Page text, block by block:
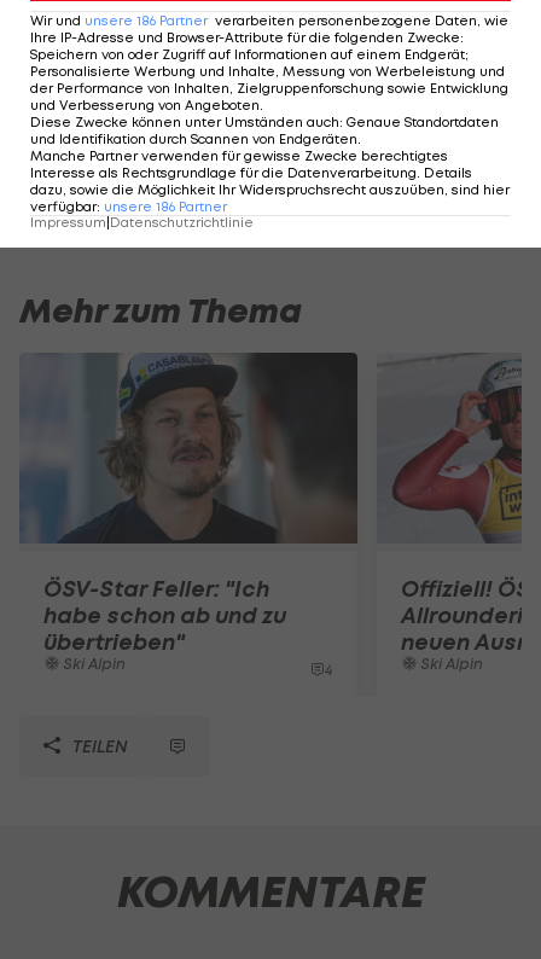
Siebenter. McGrath holte sein Premieren-Podium
beim Riesentorlauf von Alta Badia.
HIGHLIGHTS: LASK - SK Sturm Graz
Fußball - Frauen-Bundesliga
FC Blau-Weiß
Fußball -
Mehr zum Thema
ÖSV-Star Feller: "Ich
habe schon ab und zu
übertrieben"
Ski Alpin 4
Offiziell!
neuen
Ski Alpin
TEILEN
KOMMENTARE
Wir und unsere 186 Partner verarbeiten personenbezogene Daten, wie
Ihre IP-Adresse und Browser-Attribute für die folgenden Zwecke:
Speichern von oder Zugriff auf Informationen auf einem Endgerät;
Personalisierte Werbung und Inhalte, Messung von Werbeleistung und
der Performance von Inhalten, Zielgruppenforschung sowie Entwicklung
und Verbesserung von Angeboten
Diese Zwecke können unter Umständen auch: Genaue Standortdaten
und Identifikation durch Scannen von Endgeräten
Manche Partner verwenden für gewisse Zwecke berechtigtes
Interesse als Rechtsgrundlage für die Datenverarbeitung. Details
dazu, sowie die Möglichkeit Ihr Widerspruchsrecht auszuüben, sind hier
verfügbar: unsere 186 Partner
Impressum|Datenschutzrichtlinie